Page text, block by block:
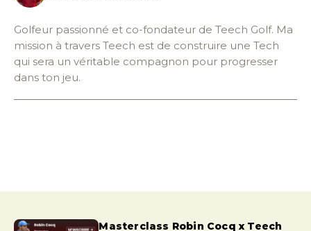
Golfeur passionné et co-fondateur de Teech Golf. Ma
mission à travers Teech est de construire une Tech
qui sera un véritable compagnon pour progresser
dans ton jeu.
Masterclass Robin Cocq x Teech